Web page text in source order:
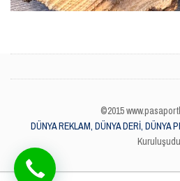
©2015
DÜNYA REKLAM, DÜNYA DERİ, DÜNYA